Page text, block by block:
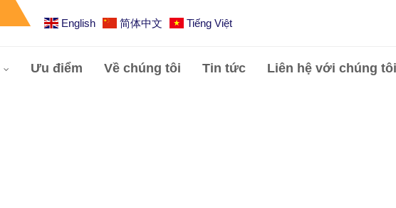
English 简体中文 Tiếng Việt
Ưu điểm Về chúng tôi Tin tức Liên hệ với chúng tôi